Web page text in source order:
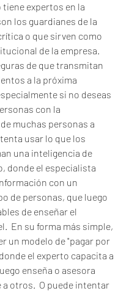
tiene expertos en la
los guardianes de la
o que sirven como
de la empresa.
de que transmitan
a la próxima
si no deseas
con la
muchas personas a
usar lo que los
una inteligencia de
donde el especialista
con un
de personas, que luego
de enseñar el
En su forma más simple,
un modelo de "pagar por
el experto capacita a
enseña o asesora
otros.  O puede intentar